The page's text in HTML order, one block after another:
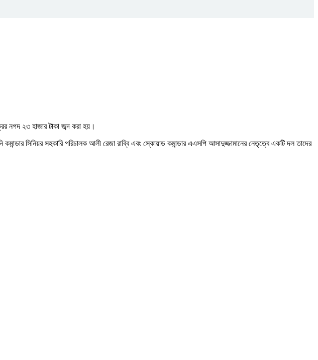
২৩ হাজার টাকা জব্দ করা হয়।
সিনিয়র সহকারি পরিচালক আলী রেজা রাব্বি এবং স্কোয়াড কমান্ডার এএসপি আসাদুজ্জামানের নেতৃত্বে একটি দল তাদের